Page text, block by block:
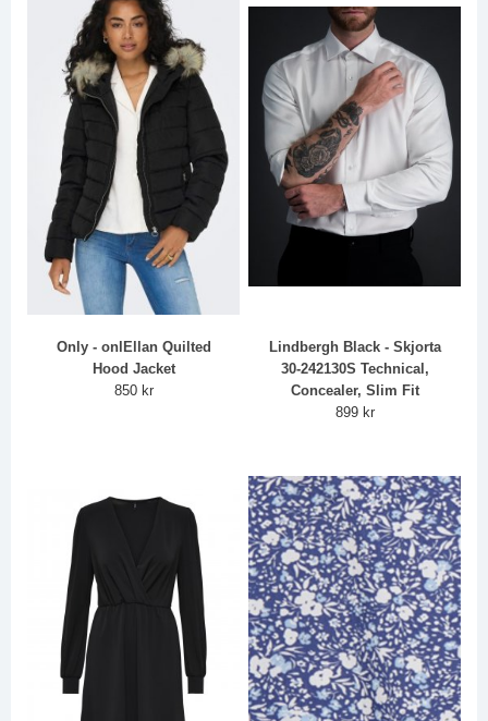
Only - onlEllan Quilted
Hood Jacket
850 kr
Lindbergh Black - Skjorta
30-242130S Technical,
Concealer, Slim Fit
899 kr